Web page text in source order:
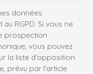
données
RGPD. Si vous ne
prospection
vous pouvez
la liste d'opposition
prévu par l'article